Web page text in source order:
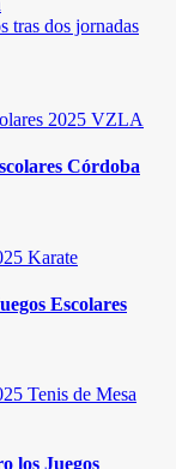
tras dos jornadas
2025 VZLA
Córdoba
Karate
Escolares
Tenis de Mesa
los Juegos